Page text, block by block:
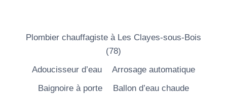
Plombier chauffagiste à Les Clayes-sous-Bois
(78)
Adoucisseur d’eau
Arrosage automatique
Baignoire à porte
Ballon d’eau chaude